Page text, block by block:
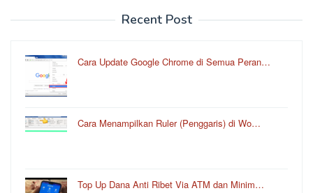
Recent Post
Cara Update Google Chrome di Semua Peran…
Cara Menampilkan Ruler (Penggaris) di Wo…
Top Up Dana Anti Ribet Via ATM dan Minim…